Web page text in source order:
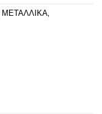
ΜΕΤΑΛΛΙΚΑ,